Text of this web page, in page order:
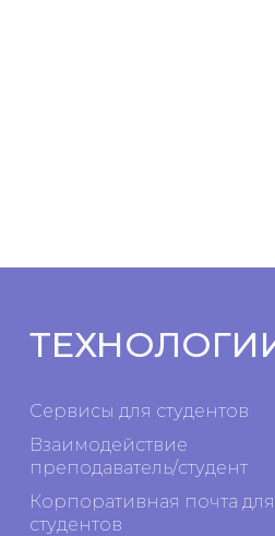
Сервисы для студентов
Взаимодействие
преподаватель/студент
Корпоративная почта для
студентов